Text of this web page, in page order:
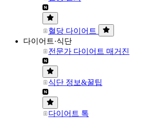
혈당 다이어트
다이어트·식단
전문가 다이어트 매거진
식단 정보&꿀팁
다이어트 톡